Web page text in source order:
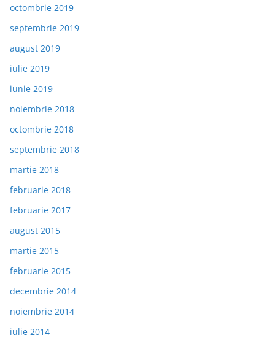
octombrie 2019
septembrie 2019
august 2019
iulie 2019
iunie 2019
noiembrie 2018
octombrie 2018
septembrie 2018
martie 2018
februarie 2018
februarie 2017
august 2015
martie 2015
februarie 2015
decembrie 2014
noiembrie 2014
iulie 2014